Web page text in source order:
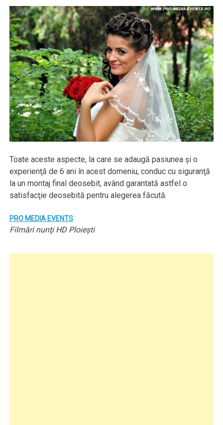
Toate aceste aspecte, la care se adaugă pasiunea şi o
experienţă de 6 ani în acest domeniu, conduc cu siguranţă
la un montaj final deosebit, având garantată astfel o
satisfacţie deosebită pentru alegerea făcută.
PRO MEDIA EVENTS
Filmări nunţi HD Ploieşti